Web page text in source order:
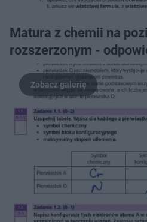
Matura z chemii na
rozszerzonym -